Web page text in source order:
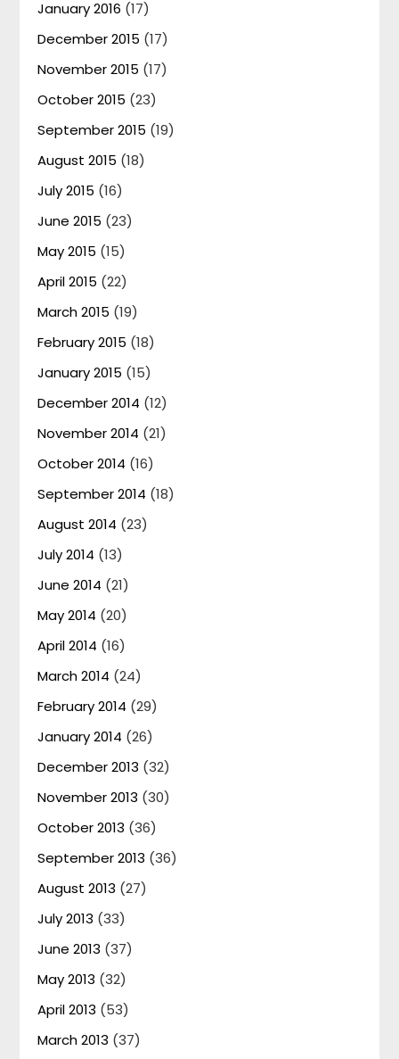
January 2016 (17)
December 2015 (17)
November 2015 (17)
October 2015 (23)
September 2015 (19)
August 2015 (18)
July 2015 (16)
June 2015 (23)
May 2015 (15)
April 2015 (22)
March 2015 (19)
February 2015 (18)
January 2015 (15)
December 2014 (12)
November 2014 (21)
October 2014 (16)
September 2014 (18)
August 2014 (23)
July 2014 (13)
June 2014 (21)
May 2014 (20)
April 2014 (16)
March 2014 (24)
February 2014 (29)
January 2014 (26)
December 2013 (32)
November 2013 (30)
October 2013 (36)
September 2013 (36)
August 2013 (27)
July 2013 (33)
June 2013 (37)
May 2013 (32)
April 2013 (53)
March 2013 (37)